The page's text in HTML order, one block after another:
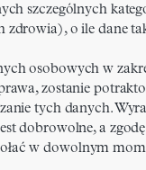
szczególnych
zdrowia), o ile dane
osobowych w
zostanie
tych danych.
dobrowolne, a
w dowolnym